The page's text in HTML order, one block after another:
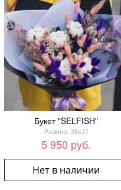
Букет "SELFISH"
Размер: 28x27
5 950 руб.
Нет в наличии